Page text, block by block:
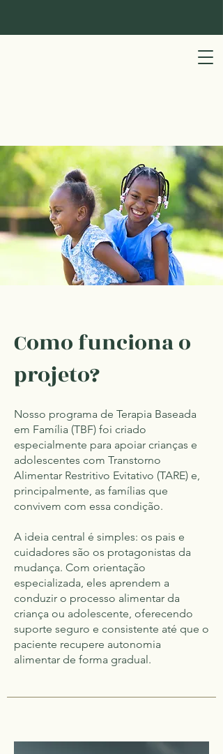
Como funciona o
projeto?
Nosso programa de Terapia Baseada
em Família (TBF) foi criado
especialmente para apoiar crianças e
adolescentes com Transtorno
Alimentar Restritivo Evitativo (TARE) e,
principalmente, as famílias que
convivem com essa condição.
A ideia central é simples: os pais e
cuidadores são os protagonistas da
mudança. Com orientação
especializada, eles aprendem a
conduzir o processo alimentar da
criança ou adolescente, oferecendo
suporte seguro e consistente até que o
paciente recupere autonomia
alimentar de forma gradual.